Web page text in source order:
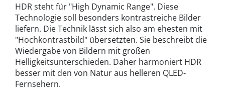
HDR steht für "High Dynamic Range". Diese
Technologie soll besonders kontrastreiche Bilder
liefern. Die Technik lässt sich also am ehesten mit
"Hochkontrastbild" übersetzten. Sie beschreibt die
Wiedergabe von Bildern mit großen
Helligkeitsunterschieden. Daher harmoniert HDR
besser mit den von Natur aus helleren QLED-
Fernsehern.